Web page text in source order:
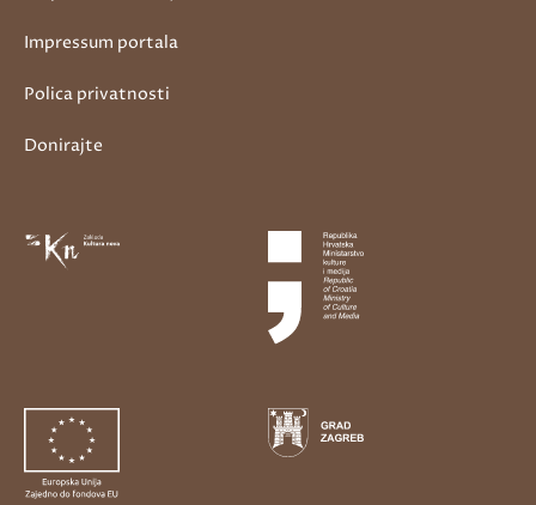
Impressum portala
Polica privatnosti
Donirajte